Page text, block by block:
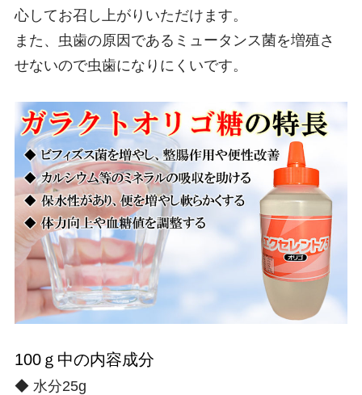
心してお召し上がりいただけます。
また、虫歯の原因であるミュータンス菌を増殖さ
せないので虫歯になりにくいです。
100ｇ中の内容成分
◆ 水分25g